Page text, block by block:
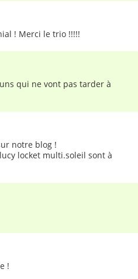
! Merci le trio !!!!!
qui ne vont pas tarder à
notre blog !
locket multi.soleil sont à
!